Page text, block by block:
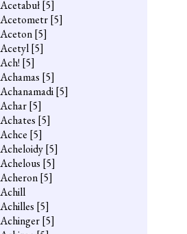
Acetabuł[5]
Acetometr[5]
Aceton[5]
Acetyl[5]
Ach! [5]
Achamas [5]
Achanamadi[5]
Achar[5]
Achates [5]
Achce [5]
Acheloidy[5]
Achelous [5]
Acheron[5]
Achill
Achilles [5]
Achinger[5]